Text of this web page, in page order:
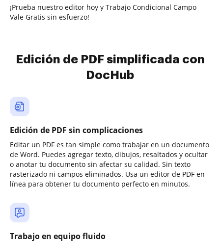
¡Prueba nuestro editor hoy y Trabajo Condicional Campo
Vale Gratis sin esfuerzo!
Edición de PDF simplificada con
DocHub
Edición de PDF sin complicaciones
Editar un PDF es tan simple como trabajar en un documento
de Word. Puedes agregar texto, dibujos, resaltados y ocultar
o anotar tu documento sin afectar su calidad. Sin texto
rasterizado ni campos eliminados. Usa un editor de PDF en
línea para obtener tu documento perfecto en minutos.
Trabajo en equipo fluido